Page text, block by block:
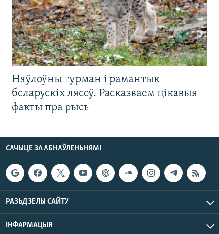
Няўлоўны гурман і рамантык
беларускіх лясоў. Расказваем цікавыя
факты пра рысь
САЧЫЦЕ ЗА АБНАЎЛЕНЬНЯМІ
РАЗЬДЗЕЛЫ САЙТУ
ІНФАРМАЦЫЯ